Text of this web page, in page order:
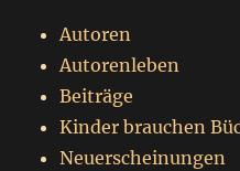
Autoren
Autorenleben
Beiträge
Kinder brauchen
Neuerscheinungen